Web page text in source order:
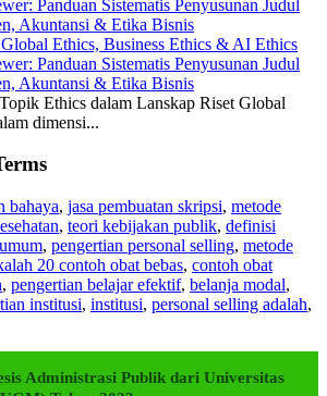
Global Ethics, Business Ethics & AI Ethics
Panduan Sistematis Penyusunan Judul
Akuntansi & Etika Bisnis
Ethics dalam Lanskap Riset Global
dimensi...
bahaya, jasa pembuatan skripsi, metode
, teori kebijakan publik, definisi
, pengertian personal selling, metode
20 contoh obat bebas, contoh obat
, pengertian belajar efektif, belanja modal,
institusi, institusi, personal selling adalah,
Administrasi Publik dari Universitas